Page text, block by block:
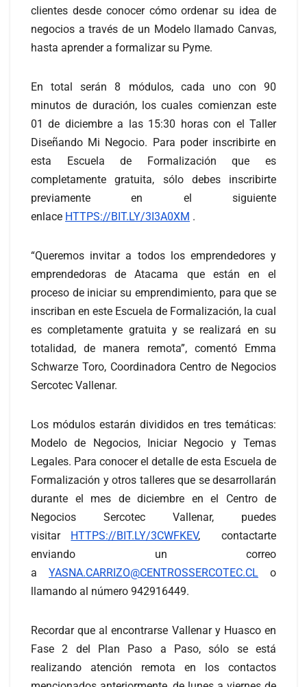
clientes desde conocer cómo ordenar su idea de
negocios a través de un Modelo llamado Canvas,
hasta aprender a formalizar su Pyme.
En total serán 8 módulos, cada uno con 90
minutos de duración, los cuales comienzan este
01 de diciembre a las 15:30 horas con el Taller
Diseñando Mi Negocio. Para poder inscribirte en
esta Escuela de Formalización que es
completamente gratuita, sólo debes inscribirte
previamente en el siguiente
enlace HTTPS://BIT.LY/3I3A0XM .
“Queremos invitar a todos los emprendedores y
emprendedoras de Atacama que están en el
proceso de iniciar su emprendimiento, para que se
inscriban en este Escuela de Formalización, la cual
es completamente gratuita y se realizará en su
totalidad, de manera remota”, comentó Emma
Schwarze Toro, Coordinadora Centro de Negocios
Sercotec Vallenar.
Los módulos estarán divididos en tres temáticas:
Modelo de Negocios, Iniciar Negocio y Temas
Legales. Para conocer el detalle de esta Escuela de
Formalización y otros talleres que se desarrollarán
durante el mes de diciembre en el Centro de
Negocios Sercotec Vallenar, puedes
visitar HTTPS://BIT.LY/3CWFKEV, contactarte
enviando un correo
a YASNA.CARRIZO@CENTROSSERCOTEC.CL o
llamando al número 942916449.
Recordar que al encontrarse Vallenar y Huasco en
Fase 2 del Plan Paso a Paso, sólo se está
realizando atención remota en los contactos